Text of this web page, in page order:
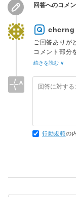
13
14
15
16
}
回答へのコメ
chcrng
ご回答ありが
コメント部分
（traceで出力
該当のコメ
続きを読む ∨
行動規範の